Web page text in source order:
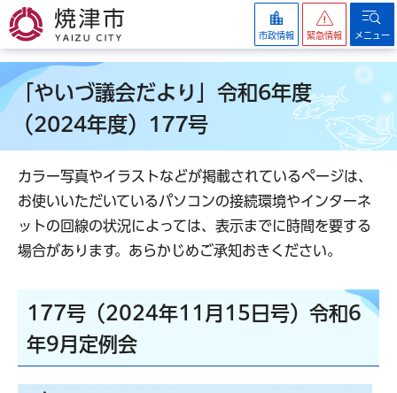
焼津市
市政情報 緊急情報 メニュー
「やいづ議会だより」令和6年度
（2024年度）177号
カラー写真やイラストなどが掲載されているページは、
お使いいただいているパソコンの接続環境やインターネ
ットの回線の状況によっては、表示までに時間を要する
場合があります。あらかじめご承知おきください。
177号（2024年11月15日号）令和6
年9月定例会